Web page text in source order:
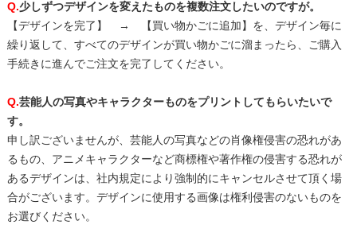
Q.少しずつデザインを変えたものを複数注文したいのですが。
【デザインを完了】 → 【買い物かごに追加】を、デザイン毎に
繰り返して、すべてのデザインが買い物かごに溜まったら、ご購入
手続きに進んでご注文を完了してください。
Q.芸能人の写真やキャラクターものをプリントしてもらいたいで
す。
申し訳ございませんが、芸能人の写真などの肖像権侵害の恐れがあ
るもの、アニメキャラクターなど商標権や著作権の侵害する恐れが
あるデザインは、社内規定により強制的にキャンセルさせて頂く場
合がございます。デザインに使用する画像は権利侵害のないものを
お選びください。